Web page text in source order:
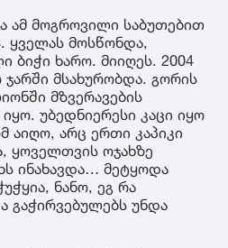
ამ მოგროვილი საბუთებით
ყველას მოსწონდა,
ბიჭი ხარო. მიიღეს. 2004
მსახურობდა. გორის
მზვერავების
უბედნიერესი კაცი იყო
აიღო, არც ერთი კაპიკი
ყოველთვის ოჯახზე
ინახავდა… მეტყოდა
ნანო, ეგ რა
გაჭირვებულებს უნდა